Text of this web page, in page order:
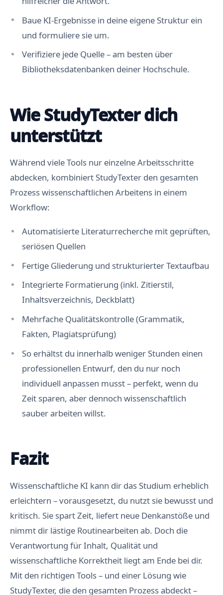
Baue KI-Ergebnisse in deine eigene Struktur ein
und formuliere sie um.
Verifiziere jede Quelle – am besten über
Bibliotheksdatenbanken deiner Hochschule.
Wie StudyTexter dich
unterstützt
Während viele Tools nur einzelne Arbeitsschritte
abdecken, kombiniert StudyTexter den gesamten
Prozess wissenschaftlichen Arbeitens in einem
Workflow:
Automatisierte Literaturrecherche mit geprüften,
seriösen Quellen
Fertige Gliederung und strukturierter Textaufbau
Integrierte Formatierung (inkl. Zitierstil,
Inhaltsverzeichnis, Deckblatt)
Mehrfache Qualitätskontrolle (Grammatik,
Fakten, Plagiatsprüfung)
So erhältst du innerhalb weniger Stunden einen
professionellen Entwurf, den du nur noch
individuell anpassen musst – perfekt, wenn du
Zeit sparen, aber dennoch wissenschaftlich
sauber arbeiten willst.
Fazit
Wissenschaftliche KI kann dir das Studium erheblich
erleichtern – vorausgesetzt, du nutzt sie bewusst und
kritisch. Sie spart Zeit, liefert neue Denkanstöße und
nimmt dir lästige Routinearbeiten ab. Doch die
Verantwortung für Inhalt, Qualität und
wissenschaftliche Korrektheit liegt am Ende bei dir.
Mit den richtigen Tools – und einer Lösung wie
StudyTexter, die den gesamten Prozess abdeckt –